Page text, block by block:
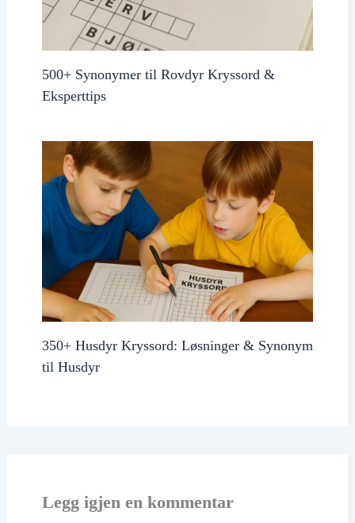
500+ Synonymer til Rovdyr Kryssord &
Eksperttips
350+ Husdyr Kryssord: Løsninger & Synonym
til Husdyr
Legg igjen en kommentar